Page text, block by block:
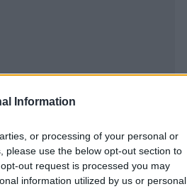
Information
or processing of your personal or
please use the below opt-out section to
out request is processed you may
information utilized by us or personal